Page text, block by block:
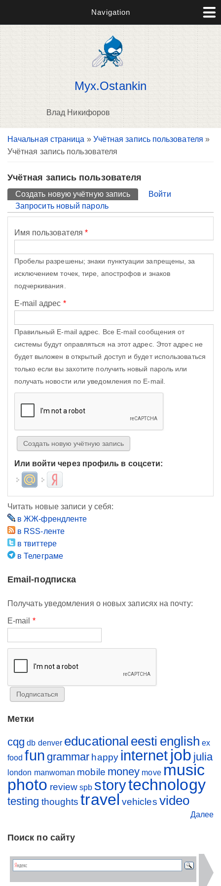
Navigation
Myx.Ostankin
Влад Никифоров
Вы здесь
Начальная страница » Учётная запись пользователя »
Учётная запись пользователя
Учётная запись пользователя
Главные вкладки
Создать новую учётную запись (активная вкладка)
Войти
Запросить новый пароль
Имя пользователя *
Пробелы разрешены; знаки пунктуации запрещены, за
исключением точек, тире, апострофов и знаков
подчеркивания.
E-mail адрес *
Правильный E-mail адрес. Все E-mail сообщения от
системы будут оправляться на этот адрес. Этот адрес не
будет выложен в открытый доступ и будет использоваться
только если вы захотите получить новый пароль или
получать новости или уведомления по E-mail.
Или войти через профиль в соцсети:
Login with Mail.ruLogin with Яндекс
Читать новые записи у себя:
в ЖЖ-френдленте
в RSS-ленте
в твиттере
в Телеграме
Email-подписка
Получать уведомления о новых записях на почту:
E-mail *
Метки
cqg db denver educational eesti english ex
food fun grammar happy internet job julia
london manwoman mobile money move music
photo review spb storytechnology
testing thoughts travel vehicles video
Далее
Поиск по сайту